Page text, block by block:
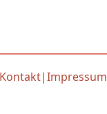
Kontakt|Impressum